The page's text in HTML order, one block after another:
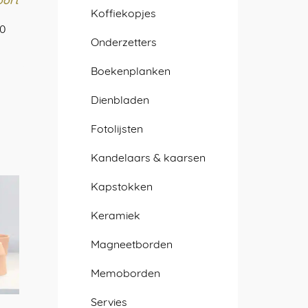
Koffiekopjes
Onderzetters
Boekenplanken
Dienbladen
Fotolijsten
Kandelaars & kaarsen
Kapstokken
Keramiek
Magneetborden
Memoborden
Servies